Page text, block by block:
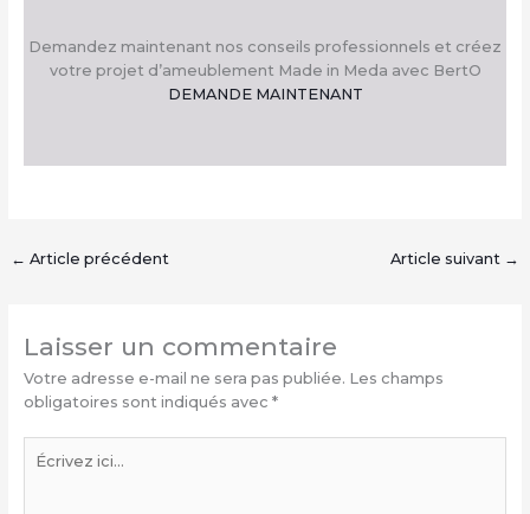
Demandez maintenant nos conseils professionnels et créez
votre projet d’ameublement Made in Meda avec BertO
DEMANDE MAINTENANT
← Article précédent Article suivant →
Laisser un commentaire
Votre adresse e-mail ne sera pas publiée. Les champs
obligatoires sont indiqués avec *
ici…